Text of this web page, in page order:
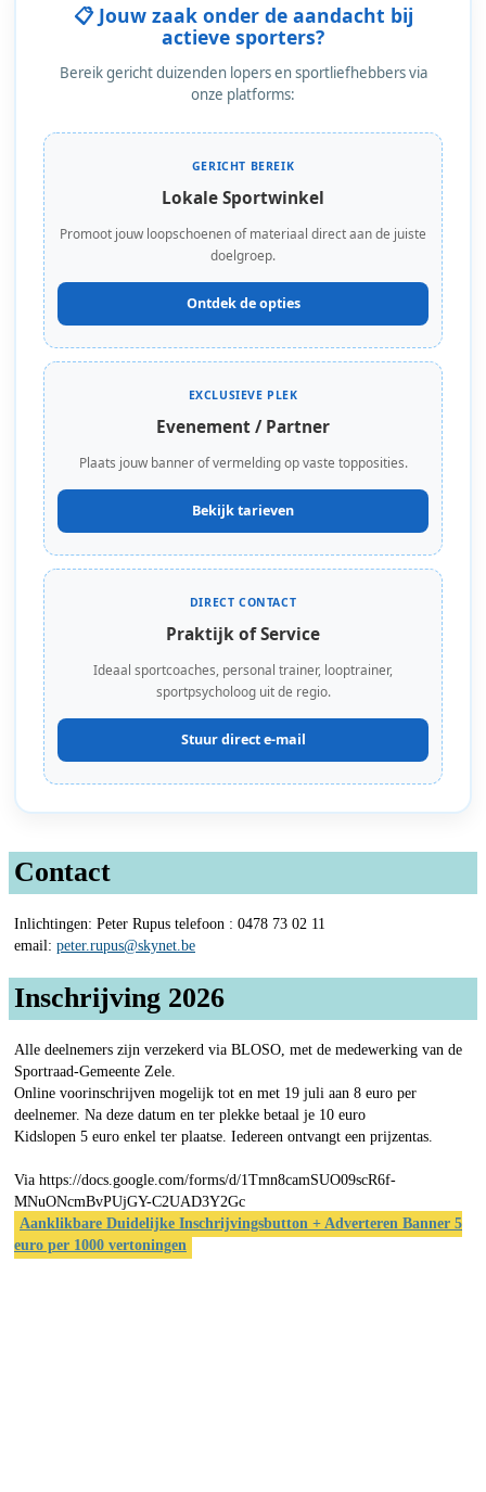
📋 Jouw zaak onder de aandacht bij
actieve sporters?
Bereik gericht duizenden lopers en sportliefhebbers via
onze platforms:
GERICHT BEREIK
Lokale Sportwinkel
Promoot jouw loopschoenen of materiaal direct aan de juiste
doelgroep.
Ontdek de opties
EXCLUSIEVE PLEK
Evenement / Partner
Plaats jouw banner of vermelding op vaste topposities.
Bekijk tarieven
DIRECT CONTACT
Praktijk of Service
Ideaal sportcoaches, personal trainer, looptrainer,
sportpsycholoog uit de regio.
Stuur direct e-mail
Contact
Inlichtingen: Peter Rupus telefoon : 0478 73 02 11
email: peter.rupus@skynet.be
Inschrijving 2026
Alle deelnemers zijn verzekerd via BLOSO, met de medewerking van de
Sportraad-Gemeente Zele.
Online voorinschrijven mogelijk tot en met 19 juli aan 8 euro per
deelnemer. Na deze datum en ter plekke betaal je 10 euro
Kidslopen 5 euro enkel ter plaatse. Iedereen ontvangt een prijzentas.
Via https://docs.google.com/forms/d/1Tmn8camSUO09scR6f-
MNuONcmBvPUjGY-C2UAD3Y2Gc
Aanklikbare Duidelijke Inschrijvingsbutton + Adverteren Banner 5
euro per 1000 vertoningen